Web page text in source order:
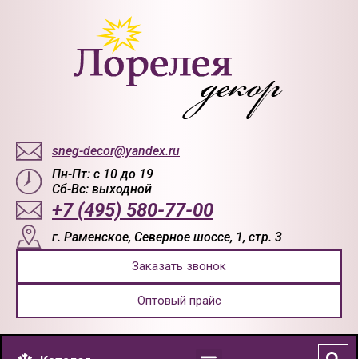
sneg-decor@yandex.ru
Пн-Пт: с 10 до 19
Сб-Вс: выходной
+7 (495) 580-77-00
г. Раменское, Северное шоссе, 1, стр. 3
Заказать звонок
Оптовый прайс